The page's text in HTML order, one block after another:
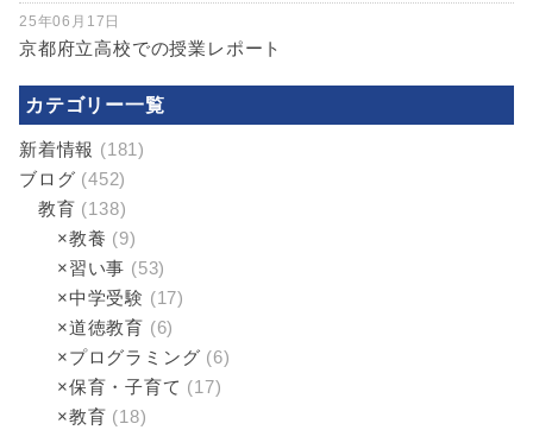
25年06月17日
京都府立高校での授業レポート
カテゴリー一覧
新着情報 (181)
ブログ (452)
教育 (138)
×教養 (9)
×習い事 (53)
×中学受験 (17)
×道徳教育 (6)
×プログラミング (6)
×保育・子育て (17)
×教育 (18)